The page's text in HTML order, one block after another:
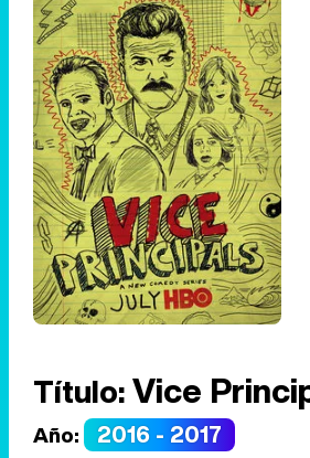
Título:Vice
Año: 2016 - 2017